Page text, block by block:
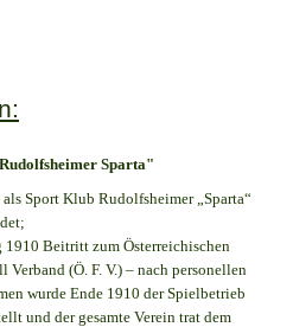
Sparta"
als Sport Klub Rudolfsheimer „Sparta“
1910 Beitritt zum Österreichischen
Verband (Ö. F. V.) – nach personellen
wurde Ende 1910 der Spielbetrieb
und der gesamte Verein trat dem